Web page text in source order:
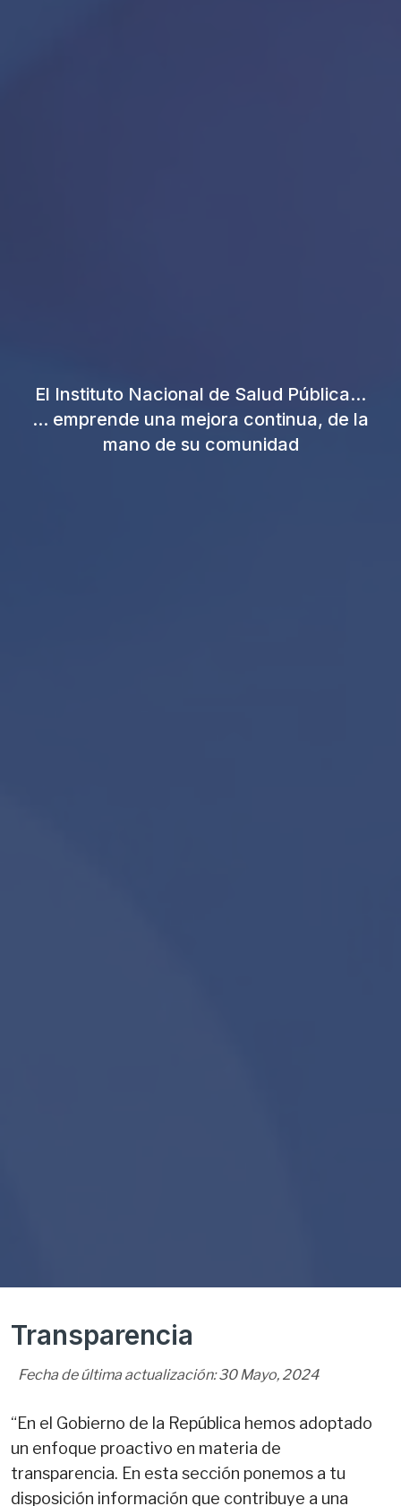
El Instituto Nacional de Salud Pública...
... emprende una mejora continua, de la
mano de su comunidad
Transparencia
Fecha de última actualización: 30 Mayo, 2024
“En el Gobierno de la República hemos adoptado
un enfoque proactivo en materia de
transparencia. En esta sección ponemos a tu
disposición información que contribuye a una